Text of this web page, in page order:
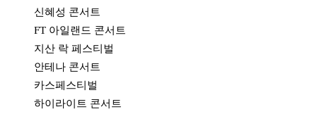
신혜성 콘서트
FT 아일랜드 콘서트
지산 락 페스티벌
안테나 콘서트
카스페스티벌
하이라이트 콘서트